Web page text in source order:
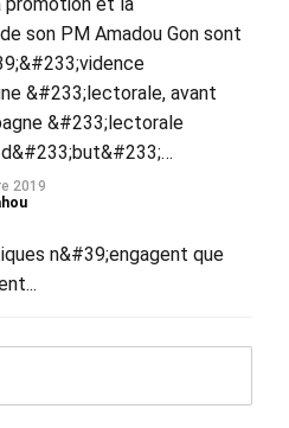
son PM Amadou Gon sont
&#233;lectorale, avant
&#233;lectorale
2019
n&#39;engagent que